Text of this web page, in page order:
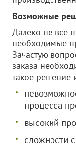
Возможные
Далеко не все
необходимые
Зачастую
заказа
такое решение
процесса
высокий
сложности